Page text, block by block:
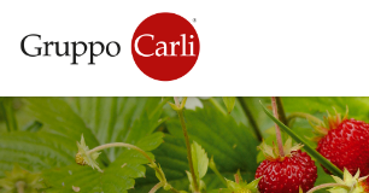
T—info@gruppocarli.com